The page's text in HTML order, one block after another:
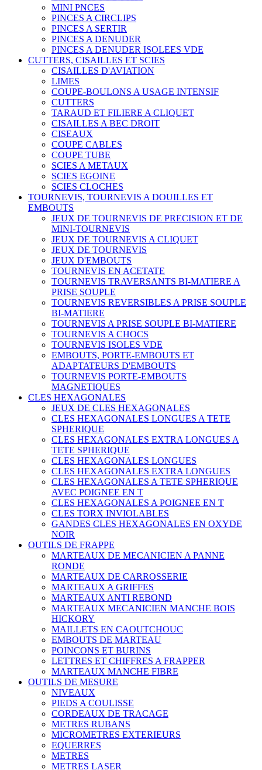
MINI PNCES
PINCES A CIRCLIPS
PINCES A SERTIR
PINCES A DENUDER
PINCES A DENUDER ISOLEES VDE
CUTTERS, CISAILLES ET SCIES
CISAILLES D'AVIATION
LIMES
COUPE-BOULONS A USAGE INTENSIF
CUTTERS
TARAUD ET FILIERE A CLIQUET
CISAILLES A BEC DROIT
CISEAUX
COUPE CABLES
COUPE TUBE
SCIES A METAUX
SCIES EGOINE
SCIES CLOCHES
TOURNEVIS, TOURNEVIS A DOUILLES ET
EMBOUTS
JEUX DE TOURNEVIS DE PRECISION ET DE
MINI-TOURNEVIS
JEUX DE TOURNEVIS A CLIQUET
JEUX DE TOURNEVIS
JEUX D'EMBOUTS
TOURNEVIS EN ACETATE
TOURNEVIS TRAVERSANTS BI-MATIERE A
PRISE SOUPLE
TOURNEVIS REVERSIBLES A PRISE SOUPLE
BI-MATIERE
TOURNEVIS A PRISE SOUPLE BI-MATIERE
TOURNEVIS A CHOCS
TOURNEVIS ISOLES VDE
EMBOUTS, PORTE-EMBOUTS ET
ADAPTATEURS D'EMBOUTS
TOURNEVIS PORTE-EMBOUTS
MAGNETIQUES
CLES HEXAGONALES
JEUX DE CLES HEXAGONALES
CLES HEXAGONALES LONGUES A TETE
SPHERIQUE
CLES HEXAGONALES EXTRA LONGUES A
TETE SPHERIQUE
CLES HEXAGONALES LONGUES
CLES HEXAGONALES EXTRA LONGUES
CLES HEXAGONALES A TETE SPHERIQUE
AVEC POIGNEE EN T
CLES HEXAGONALES A POIGNEE EN T
CLES TORX INVIOLABLES
GANDES CLES HEXAGONALES EN OXYDE
NOIR
OUTILS DE FRAPPE
MARTEAUX DE MECANICIEN A PANNE
RONDE
MARTEAUX DE CARROSSERIE
MARTEAUX A GRIFFES
MARTEAUX ANTI REBOND
MARTEAUX MECANICIEN MANCHE BOIS
HICKORY
MAILLETS EN CAOUTCHOUC
EMBOUTS DE MARTEAU
POINCONS ET BURINS
LETTRES ET CHIFFRES A FRAPPER
MARTEAUX MANCHE FIBRE
OUTILS DE MESURE
NIVEAUX
PIEDS A COULISSE
CORDEAUX DE TRACAGE
METRES RUBANS
MICROMETRES EXTERIEURS
EQUERRES
METRES
METRES LASER